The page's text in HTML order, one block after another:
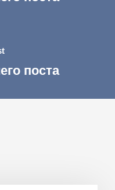
поста